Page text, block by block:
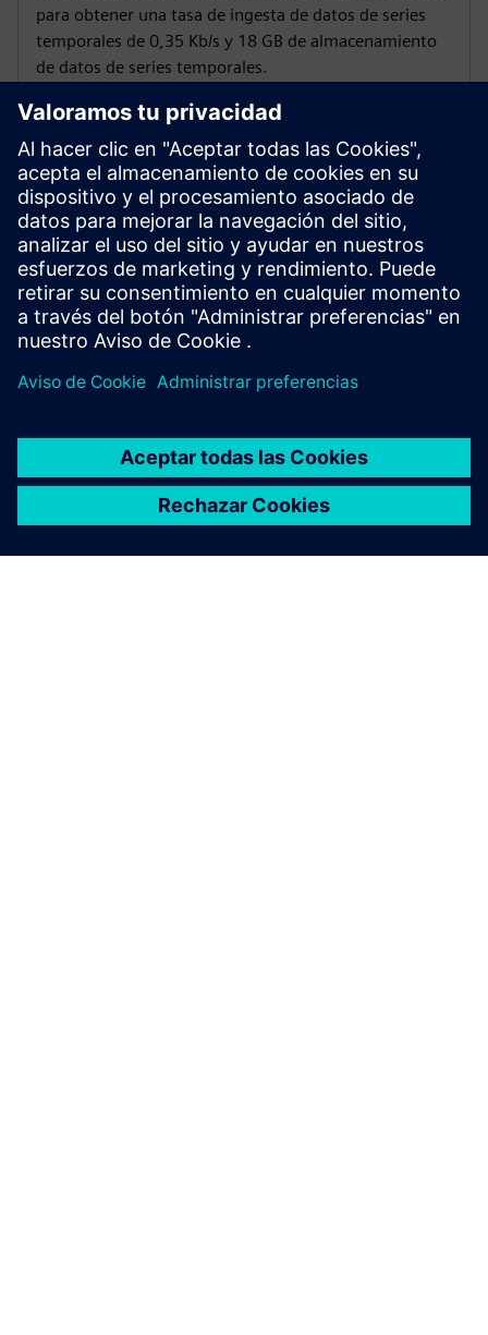
para obtener una tasa de ingesta de datos de series
temporales de 0,35 Kb/s y 18 GB de almacenamiento
de datos de series temporales.
Módulos de eventos
El paquete Drivetrain Analyzer Cloud 35 Assets incluye
35 módulos de eventos con 1000 eventos cada uno.